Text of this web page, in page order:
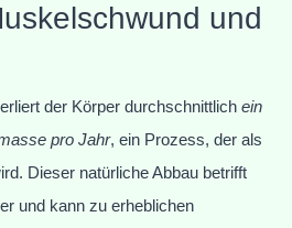
und
der Körper durchschnittlich ein
pro Jahr, ein Prozess, der als
Dieser natürliche Abbau betrifft
und kann zu erheblichen